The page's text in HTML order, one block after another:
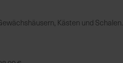
Kästen und Schalen.